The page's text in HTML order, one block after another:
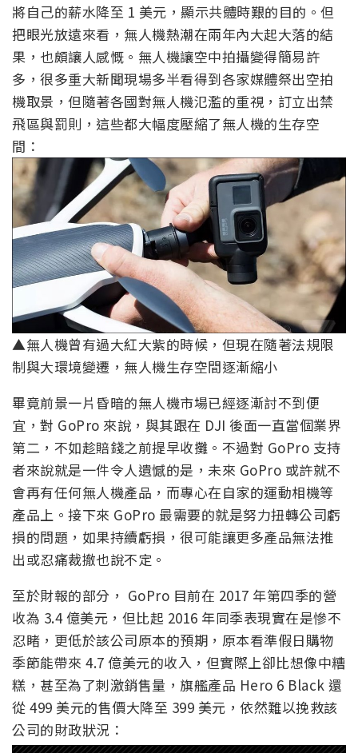
將自己的薪水降至 1 美元，顯示共體時艱的目的。但
把眼光放遠來看，無人機熱潮在兩年內大起大落的結
果，也頗讓人感慨。無人機讓空中拍攝變得簡易許
多，很多重大新聞現場多半看得到各家媒體祭出空拍
機取景，但隨著各國對無人機氾濫的重視，訂立出禁
飛區與罰則，這些都大幅度壓縮了無人機的生存空
間：
▲無人機曾有過大紅大紫的時候，但現在隨著法規限
制與大環境變遷，無人機生存空間逐漸縮小
畢竟前景一片昏暗的無人機市場已經逐漸討不到便
宜，對 GoPro 來說，與其跟在 DJI 後面一直當個業界
第二，不如趁賠錢之前提早收攤。不過對 GoPro 支持
者來說就是一件令人遺憾的是，未來 GoPro 或許就不
會再有任何無人機產品，而專心在自家的運動相機等
產品上。接下來 GoPro 最需要的就是努力扭轉公司虧
損的問題，如果持續虧損，很可能讓更多產品無法推
出或忍痛裁撤也說不定。
至於財報的部分， GoPro 目前在 2017 年第四季的營
收為 3.4 億美元，但比起 2016 年同季表現實在是慘不
忍睹，更低於該公司原本的預期，原本看準假日購物
季節能帶來 4.7 億美元的收入，但實際上卻比想像中糟
糕，甚至為了刺激銷售量，旗艦產品 Hero 6 Black 還
從 499 美元的售價大降至 399 美元，依然難以挽救該
公司的財政狀況：